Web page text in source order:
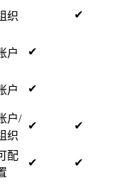
织 ✔
户 ✔
户 ✔
户/
织
✔ ✔
配
✔ ✔